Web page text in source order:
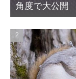
角度で大公開